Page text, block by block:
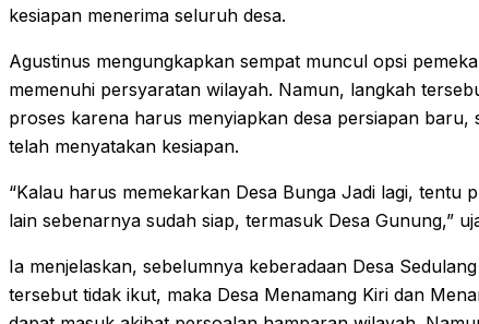
kesiapan menerima seluruh desa.
Agustinus mengungkapkan sempat muncul opsi
memenuhi persyaratan wilayah. Namun, langkah
proses karena harus menyiapkan desa persiapan baru,
telah menyatakan kesiapan.
“Kalau harus memekarkan Desa Bunga Jadi lagi, tentu
lain sebenarnya sudah siap, termasuk Desa Gunung,”
Ia menjelaskan, sebelumnya keberadaan Desa
tersebut tidak ikut, maka Desa Menamang Kiri dan